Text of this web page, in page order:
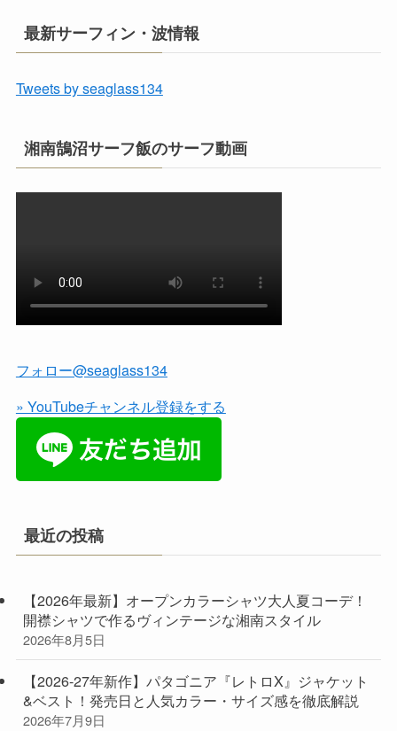
最新サーフィン・波情報
Tweets by seaglass134
湘南鵠沼サーフ飯のサーフ動画
フォロー@seaglass134
» YouTubeチャンネル登録をする
最近の投稿
【2026年最新】オープンカラーシャツ大人夏コーデ！
開襟シャツで作るヴィンテージな湘南スタイル
2026年8月5日
【2026-27年新作】パタゴニア『レトロX』ジャケット
&ベスト！発売日と人気カラー・サイズ感を徹底解説
2026年7月9日